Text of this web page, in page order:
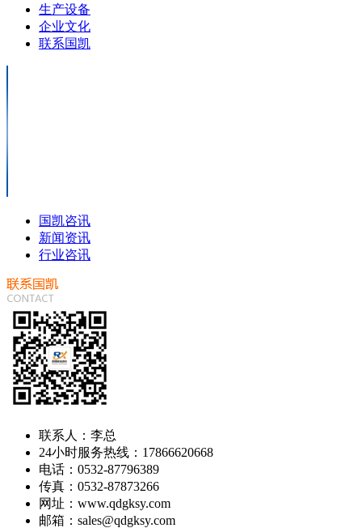
生产设备
企业文化
联系国凯
国凯咨讯
新闻资讯
行业咨讯
联系人：李总
24小时服务热线：17866620668
电话：0532-87796389
传真：0532-87873266
网址：www.qdgksy.com
邮箱：sales@qdgksy.com